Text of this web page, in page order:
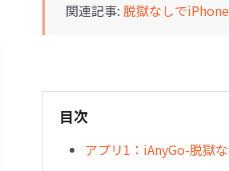
関連記事: 脱獄なしで
目次
アプリ1：iAnyGo-脱獄